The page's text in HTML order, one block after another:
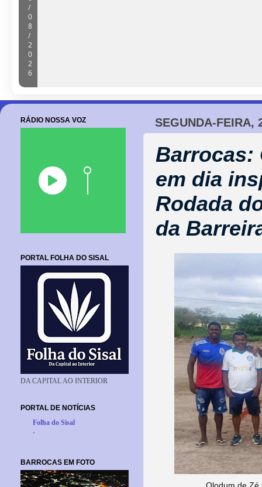
/
0
8
/
2
0
2
6
SEGUNDA-FEIRA,
Barrocas:
em dia
Rodada
da
RÁDIO NOSSA VOZ
PORTAL FOLHA DO SISAL
DA CAPITAL AO INTERIOR
PORTAL DE NOTÍCIAS
Folha do Sisal
-
BARROCAS EM FOTO